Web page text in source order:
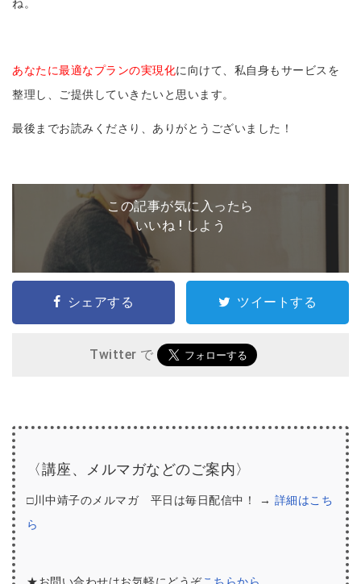
ね。
あなたに最適なプランの実現化に向けて、私自身もサービスを
整理し、ご提供していきたいと思います。
最後までお読みくださり、ありがとうございました！
この記事が気に入ったら
いいね ! しよう
シェアする ツイートする
Twitter で
〈講座、メルマガなどのご案内〉
□川中靖子のメルマガ 平日は毎日配信中！ → 詳細はこち
ら